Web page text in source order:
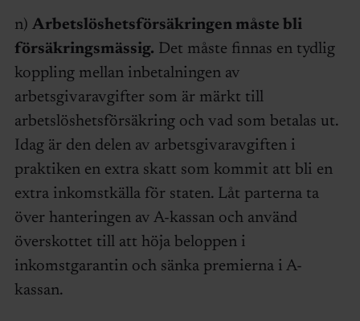
n) Arbetslöshetsförsäkringen måste bli
försäkringsmässig. Det måste finnas en tydlig
koppling mellan inbetalningen av
arbetsgivaravgifter som är märkt till
arbetslöshetsförsäkring och vad som betalas ut.
Idag är den delen av arbetsgivaravgiften i
praktiken en extra skatt som kommit att bli en
extra inkomstkälla för staten. Låt parterna ta
över hanteringen av A-kassan och använd
överskottet till att höja beloppen i
inkomstgarantin och sänka premierna i A-
kassan.